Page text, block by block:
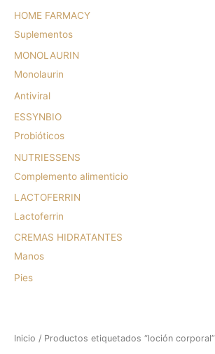
HOME FARMACY
Suplementos
MONOLAURIN
Monolaurin
Antiviral
ESSYNBIO
Probióticos
NUTRIESSENS
Complemento alimenticio
LACTOFERRIN
Lactoferrin
CREMAS HIDRATANTES
Manos
Pies
Inicio / Productos etiquetados “loción corporal”